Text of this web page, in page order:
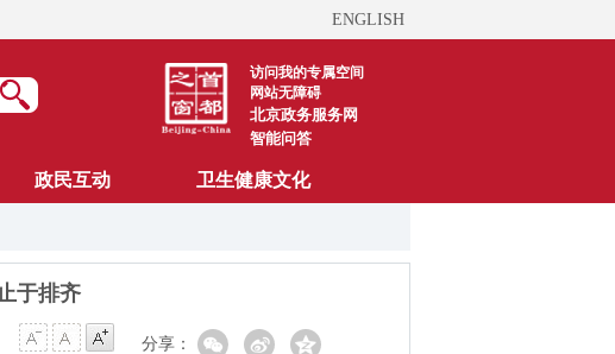
ENGLISH
访问我的专属空间
网站无障碍
北京政务服务网
智能问答
政民互动 卫生健康文化
于排齐
分享：